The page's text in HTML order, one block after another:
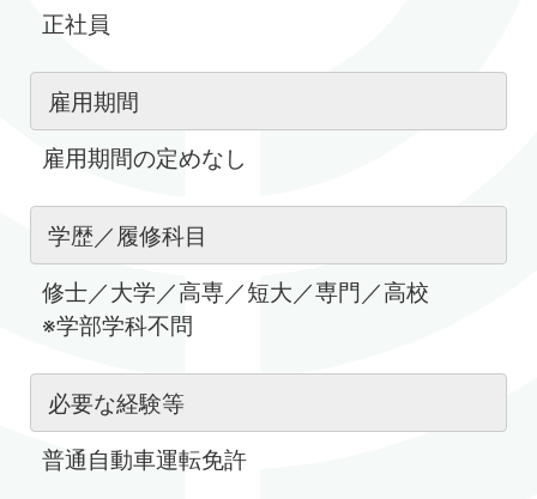
正社員
雇用期間
雇用期間の定めなし
学歴／履修科目
修士／大学／高専／短大／専門／高校
※学部学科不問
必要な経験等
普通自動車運転免許